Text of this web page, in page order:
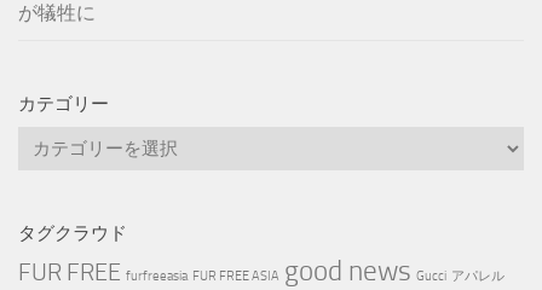
が犠牲に
カテゴリー
カ
リ
ー
タグクラウド
FUR FREE furfreeasia FUR FREE ASIA good news Gucci アパレル